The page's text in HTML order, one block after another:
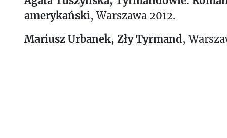
amerykański, Warszawa 2012.
Mariusz Urbanek, Zły Tyrmand,